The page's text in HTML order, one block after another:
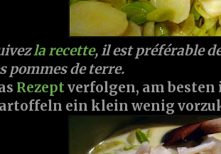
la recette, il est préférable
pommes de terre.
Rezeptverfolgen, am besten
ein klein wenig